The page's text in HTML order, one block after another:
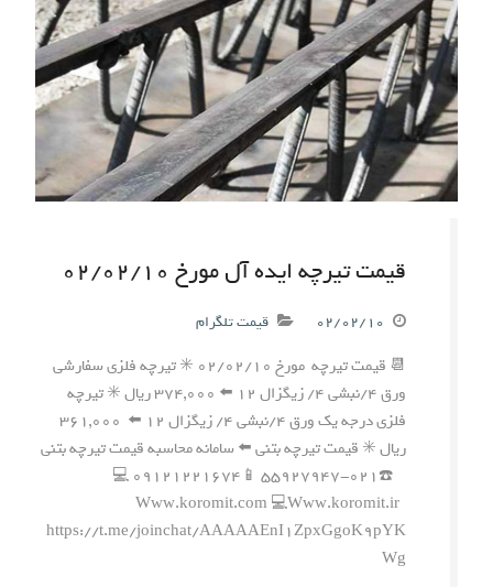
قیمت تیرچه ایده آل مورخ ۰۲/۰۲/۱۰
۰۲/۰۲/۱۰ قیمت تلگرام
📆 قیمت تیرچه مورخ ۰۲/۰۲/۱۰ ✳️ تیرچه فلزی سفارشی
ورق ۴/نبشی ۴/ زیگزال ۱۲ ⬅️ ۳۷۴,۰۰۰ ریال ✳️ تیرچه
فلزی درجه یک ورق ۴/نبشی ۴/ زیگزال ۱۲ ⬅️ ۳۶۱,۰۰۰
ریال ✳️ قیمت تیرچه بتنی ⬅️ سامانه محاسبه قیمت تیرچه بتنی
☎️۰۲۱-۵۵۹۲۷۹۴۷ 📱۰۹۱۲۱۲۲۱۶۷۴ 💻
Www.koromit.com 💻Www.koromit.ir
https://t.me/joinchat/AAAAAEnI1ZpxGgoK9pYK
Wg